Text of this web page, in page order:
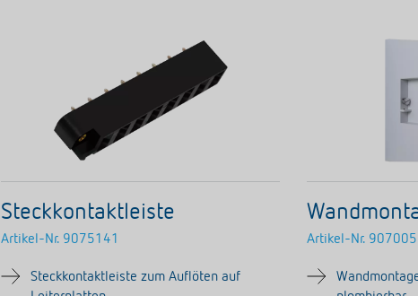
Steckkontaktleiste
Artikel-Nr. 9075141
Steckkontaktleiste zum Auflöten auf
Artikel-Nr.